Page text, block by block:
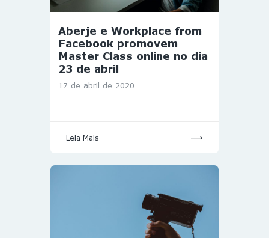
Aberje e Workplace from
Facebook promovem
Master Class online no dia
23 de abril
17 de abril de 2020
Leia Mais